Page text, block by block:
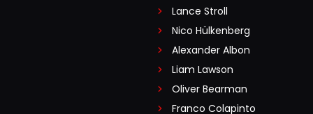
Lance Stroll
Nico Hülkenberg
Alexander Albon
Liam Lawson
Oliver Bearman
Franco Colapinto